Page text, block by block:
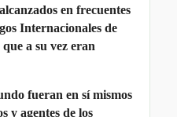
en frecuentes
Internacionales de
a su vez eran
fueran en sí mismos
y agentes de los